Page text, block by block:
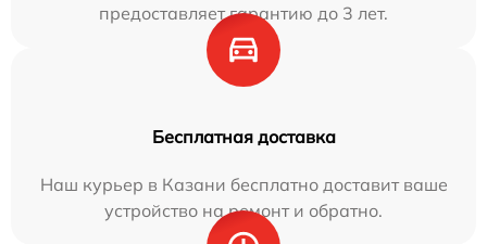
предоставляет гарантию до 3 лет.
Бесплатная доставка
Наш курьер в Казани бесплатно доставит ваше
устройство на ремонт и обратно.